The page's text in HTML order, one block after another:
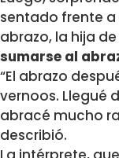
sentado frente
abrazo, la hija
sumarse al
“El abrazo
vernoos. Llegué
abracé mucho
describió.